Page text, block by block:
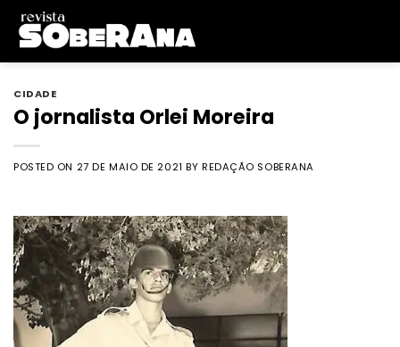
Skip
content
CIDADE
O jornalista Orlei Moreira
POSTED ON 27 DE MAIO DE 2021 BY REDAÇÃO SOBERANA